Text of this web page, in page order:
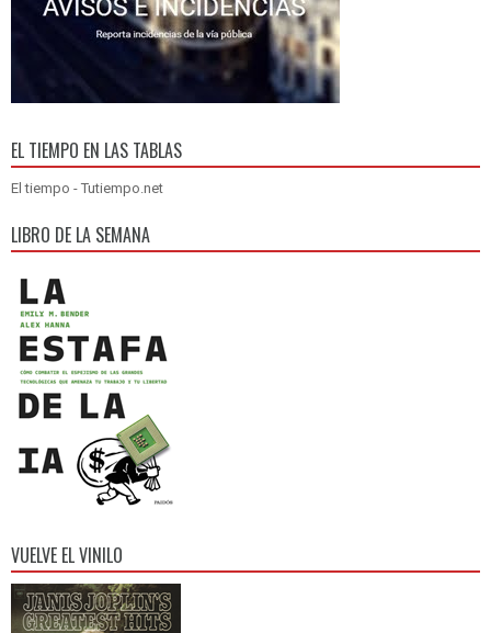
EL TIEMPO EN LAS TABLAS
El tiempo - Tutiempo.net
LIBRO DE LA SEMANA
VUELVE EL VINILO